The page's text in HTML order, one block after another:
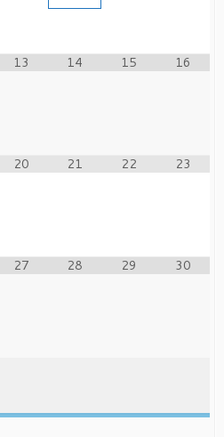
13 14 15 16
20 21 22 23
27 28 29 30